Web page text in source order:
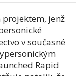
projektem, jenž
v současné
Rapid